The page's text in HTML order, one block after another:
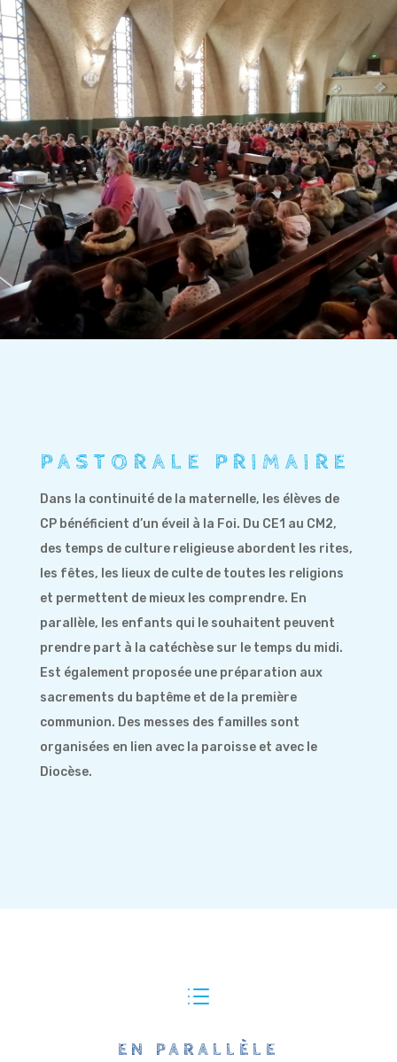
PASTORALE PRIMAIRE
Dans la continuité de la maternelle, les élèves de
CP bénéficient d’un éveil à la Foi. Du CE1 au CM2,
des temps de culture religieuse abordent les rites,
les fêtes, les lieux de culte de toutes les religions
et permettent de mieux les comprendre. En
parallèle, les enfants qui le souhaitent peuvent
prendre part à la catéchèse sur le temps du midi.
Est également proposée une préparation aux
sacrements du baptême et de la première
communion. Des messes des familles sont
organisées en lien avec la paroisse et avec le
Diocèse.
d
EN PARALLÈLE